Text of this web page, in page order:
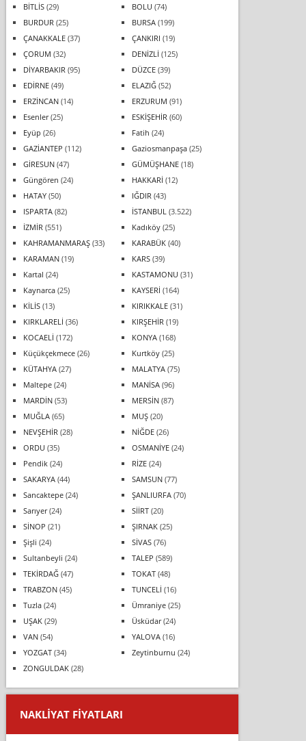
BİTLİS(29) BOLU (74)
BURDUR (25) BURSA(199)
ÇANAKKALE(37) ÇANKIRI (19)
ÇORUM (32) DENİZLİ (125)
DİYARBAKIR (95) DÜZCE(39)
EDİRNE(49) ELAZIĞ(52)
ERZİNCAN(14) ERZURUM (91)
Esenler(25) ESKİŞEHİR (60)
Eyüp (26) Fatih (24)
GAZİANTEP (112) Gaziosmanpaşa(25)
GİRESUN(47) GÜMÜŞHANE(18)
Güngören (24) HAKKARİ (12)
HATAY(50) IĞDIR (43)
ISPARTA(82) İSTANBUL (3.522)
İZMİR (551) Kadıköy(25)
KAHRAMANMARAŞ(33) KARABÜK(40)
KARAMAN(19) KARS(39)
Kartal (24) KASTAMONU (31)
Kaynarca(25) KAYSERİ (164)
KİLİS(13) KIRIKKALE(31)
KIRKLARELİ (36) KIRŞEHİR (19)
KOCAELİ (172) KONYA(168)
Küçükçekmece(26) Kurtköy(25)
KÜTAHYA(27) MALATYA(75)
Maltepe(24) MANİSA(96)
MARDİN(53) MERSİN(87)
MUĞLA(65) MUŞ(20)
NEVŞEHİR (28) NİĞDE(26)
ORDU (35) OSMANİYE(24)
Pendik(24) RİZE(24)
SAKARYA(44) SAMSUN(77)
Sancaktepe(24) ŞANLIURFA(70)
Sarıyer(24) SİİRT(20)
SİNOP (21) ŞIRNAK(25)
Şişli (24) SİVAS(76)
Sultanbeyli (24) TALEP (589)
TEKİRDAĞ(47) TOKAT(48)
TRABZON(45) TUNCELİ (16)
Tuzla(24) Ümraniye(25)
UŞAK(29) Üsküdar(24)
VAN(54) YALOVA(16)
YOZGAT(34) Zeytinburnu (24)
ZONGULDAK(28)
NAKLIYAT FIYATLARI